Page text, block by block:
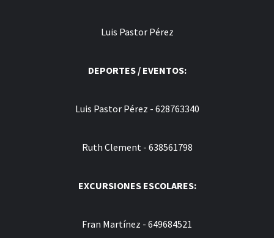
Luis Pastor Pérez
DEPORTES / EVENTOS:
Luis Pastor Pérez - 628763340
Ruth Clement - 638561798
EXCURSIONES ESCOLARES:
Fran Martínez - 649684521